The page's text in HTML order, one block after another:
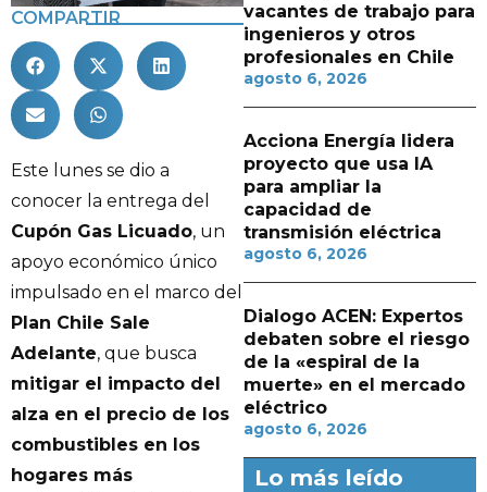
COMPARTIR
Este lunes se dio a
conocer la entrega del
Cupón Gas Licuado, un
apoyo económico único
impulsado en el marco del
Plan Chile Sale
Adelante, que busca
mitigar el impacto del
alza en el precio de los
combustibles en los
hogares más
vacantes de trabajo para
ingenieros y otros
profesionales en Chile
agosto 6, 2026
Acciona Energía lidera
proyecto que usa IA
para ampliar la
capacidad de
transmisión eléctrica
agosto 6, 2026
Dialogo ACEN: Expertos
debaten sobre el riesgo
de la «espiral de la
muerte» en el mercado
eléctrico
agosto 6, 2026
Lo más leído